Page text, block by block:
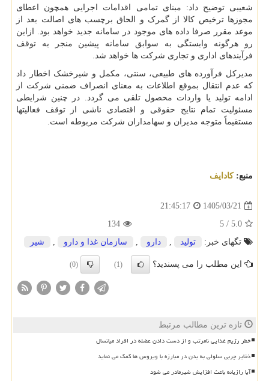
شعیبی توضیح داد: مبنای تمامی اقدامات اجرایی همچون اعطای
مجوزها ترخیص کالا از گمرک و الحاق برچسب های اصالت بعد از
موعد مقرر صرفا داده های موجود در سامانه جدید خواهد بود. ازاین
رو هرگونه وابستگی به سوابق سامانه پیشین منجر به توقف
فرآیندهای اداری و تجاری شرکت ها خواهد شد.
مدیرکل فرآورده های طبیعی، سنتی، مکمل و شیرخشک اخطار داد
که عدم انتقال بموقع اطلاعات به معنای انصراف ضمنی شرکت از
ادامه تولید یا واردات محصول تلقی می گردد. در چنین شرایطی
مسئولیت تمام نتایج حقوقی و اقتصادی ناشی از توقف فعالیتها
مستقیماً متوجه مدیران و سهامداران شرکت مربوطه است.
منبع:كادایف
1405/03/21
21:45:17
5.0
/
5
134
تگهای خبر:
تولید , دارو , سازمان غذا و دارو , شیر
این مطلب را می پسندید؟ (1)
(0)
تازه ترین مطالب مرتبط
خطر رژیم غذایی نامرتب و از دست دادن عضله در افراد میانسال
ذخایر چربی سلولی به بدن در مبارزه با ویروس ها کمک می نماید
آیا رازیانه باعث افزایش شیرمادر می شود